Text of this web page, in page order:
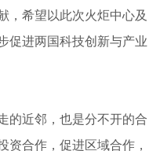
，希望以此次火炬中心及
促进两国科技创新与产业
的近邻，也是分不开的合
资合作，促进区域合作，